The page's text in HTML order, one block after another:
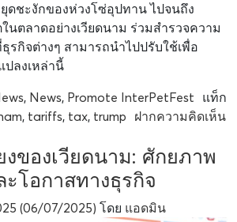
ชะงักของห่วงโซ่อุปทาน ไปจนถึง
นตลาดอย่างเวียดนาม ร่วมสำรวจความ
รกิจต่างๆ สามารถนำไปปรับใช้เพื่อ
ปลงเหล่านี้
, News, Promote InterPetFest แท็ก
, tariffs, tax, trump ฝากความคิดเห็น
งของเวียดนาม: ศักยภาพ
ะโอกาสทางธุรกิจ
(06/07/2025) โดย แอดมิน